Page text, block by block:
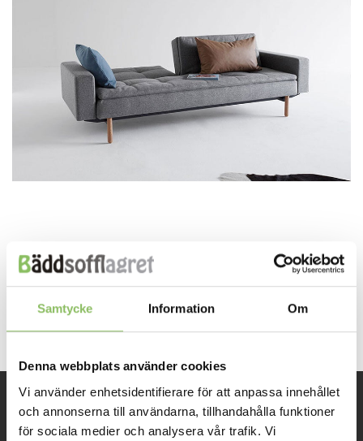
Samtycke Information Om
Denna webbplats använder cookies
Vi använder enhetsidentifierare för att anpassa innehållet
och annonserna till användarna, tillhandahålla funktioner
för sociala medier och analysera vår trafik. Vi
Both comments and trackbacks are currently closed.
←Previous
Next→
INFORMATION